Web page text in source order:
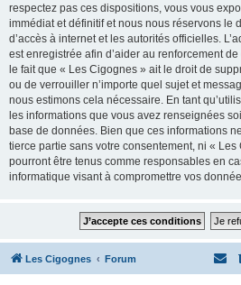
respectez pas ces dispositions, vous vous
immédiat et définitif et nous nous réservons le
d’accès à internet et les autorités officielles.
est enregistrée afin d’aider au renforcement
le fait que « Les Cigognes » ait le droit de
ou de verrouiller n’importe quel sujet et
nous estimons cela nécessaire. En tant
les informations que vous avez renseignées
base de données. Bien que ces informations
tierce partie sans votre consentement, ni «
pourront être tenus comme responsables en
informatique visant à compromettre vos
Les Cigognes Forum